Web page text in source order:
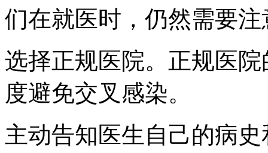
们在就医时，仍然需要
选择正规医院。正规医
度避免交叉感染。
主动告知医生自己的病